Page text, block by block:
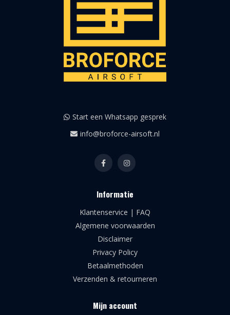
Start een Whatsapp gesprek
info@broforce-airsoft.nl
Informatie
Klantenservice | FAQ
Algemene voorwaarden
Disclaimer
Privacy Policy
Betaalmethoden
Verzenden & retourneren
Mijn account